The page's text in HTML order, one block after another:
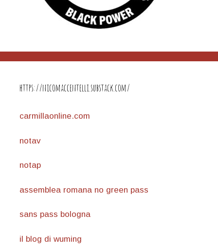
https://nicomaccentelli.substack.com/
carmillaonline.com
notav
notap
assemblea romana no green pass
sans pass bologna
il blog di wuming